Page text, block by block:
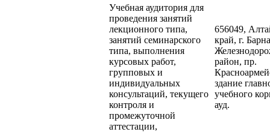
Учебная аудитория для
проведения занятий
лекционного типа,
занятий семинарского
типа, выполнения
курсовых работ,
групповых и
индивидуальных
консультаций, текущего
контроля и
промежуточной
аттестации,
656049,
край, г.
район, пр.
здание
учебного
ауд.